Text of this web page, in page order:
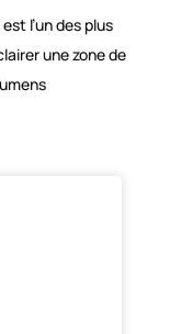
l’un des plus
une zone de